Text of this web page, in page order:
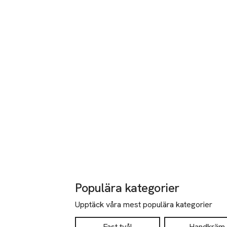
Populära kategorier
Upptäck våra mest populära kategorier